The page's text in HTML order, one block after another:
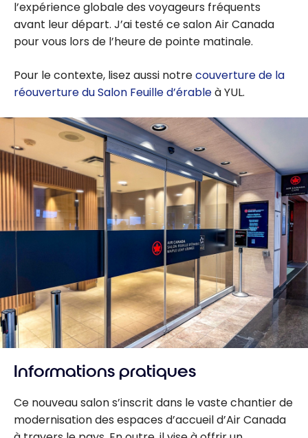
l’expérience globale des voyageurs fréquents
avant leur départ. J’ai testé ce salon Air Canada
pour vous lors de l’heure de pointe matinale.
Pour le contexte, lisez aussi notrecouverture de la
réouverture du Salon Feuille d’érableà YUL.
Informations pratiques
Ce nouveau salon s’inscrit dans le vaste chantier de
modernisation des espaces d’accueil d’Air Canada